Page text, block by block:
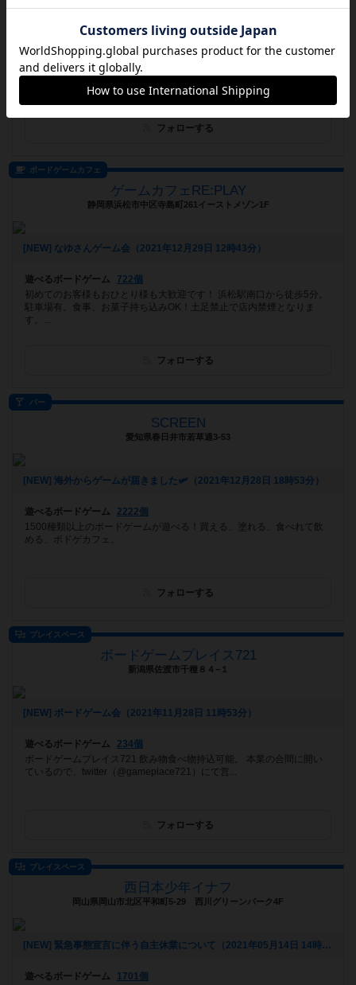
遊べるボードゲーム 478個
千葉県新浦安駅から徒歩5分のボードゲームカフェです。当店は、初心
者から玄人、お子様から大人まで楽しめる、ボードゲームカフェを目指
フォローする
ボードゲームカフェ
ゲームカフェRE:PLAY
静岡県浜松市中区寺島町261イーストメゾン1F
[NEW] なゆさんゲーム会（2021年12月29日 12時43分）
遊べるボードゲーム
722個
初めてのお客様もおひとり様も大歓迎です！ 浜松駅南口から徒歩5分。
駐車場有。食事、お菓子持ち込みOK！土足禁止で店内禁煙となりま
す。...
フォローする
バー
SCREEN
愛知県春日井市若草通3-53
[NEW] 海外からゲームが届きました🛩（2021年12月28日 18時53分）
遊べるボードゲーム
2222個
1500種類以上のボードゲームが遊べる！買える、塗れる、食べれて飲
める、ボドゲカフェ。
フォローする
プレイスペース
ボードゲームプレイス721
新潟県佐渡市千種８４−１
[NEW] ボードゲーム会（2021年11月28日 11時53分）
遊べるボードゲーム
234個
ボードゲームプレイス721 飲み物食べ物持込可能。 本業の合間に開い
ているので、twitter（@gameplace721）にて営...
フォローする
プレイスペース
西日本少年イナフ
岡山県岡山市北区平和町5-29 西川グリーンパーク4F
[NEW] 緊急事態宣言に伴う自主休業について（2021年05月14日 14時23分）
遊べるボードゲーム
1701個